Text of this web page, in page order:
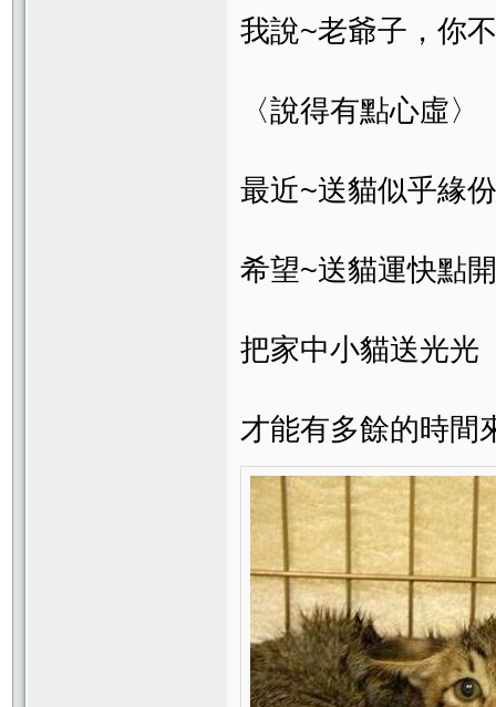
我說~老爺子，你
〈說得有點心虛〉
最近~送貓似乎緣
希望~送貓運快點開
把家中小貓送光光
才能有多餘的時間